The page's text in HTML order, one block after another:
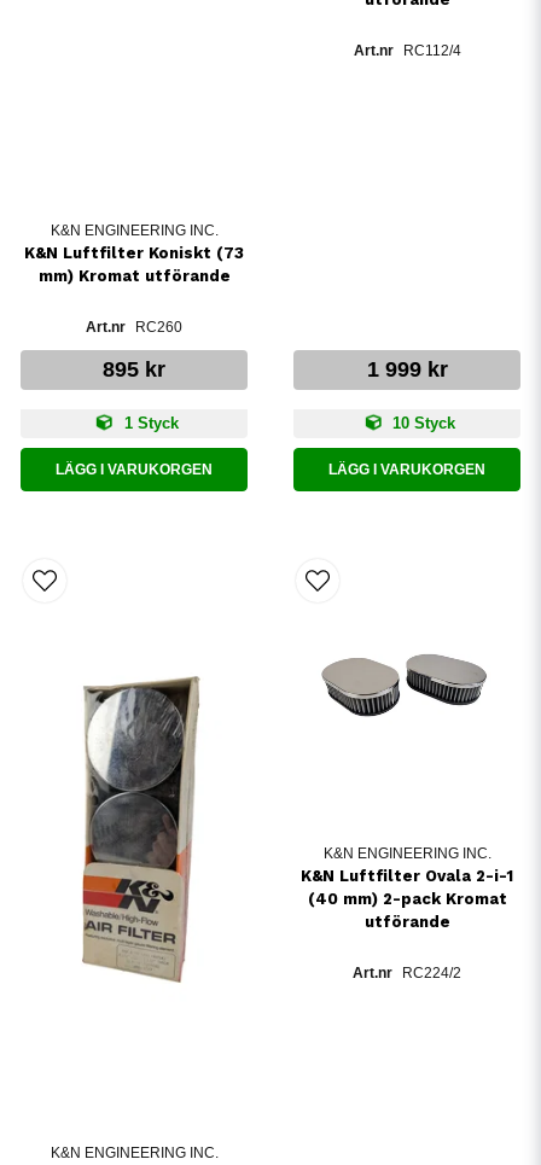
K&N ENGINEERING INC.
K&N Luftfilter Koniskt (73
mm) Kromat utförande
RC260
895 kr
1 Styck
LÄGG I VARUKORGEN
RC112/4
1 999 kr
10 Styck
LÄGG I VARUKORGEN
K&N ENGINEERING INC.
K&N ENGINEERING INC.
K&N Luftfilter Ovala 2-i-1
(40 mm) 2-pack Kromat
utförande
RC224/2